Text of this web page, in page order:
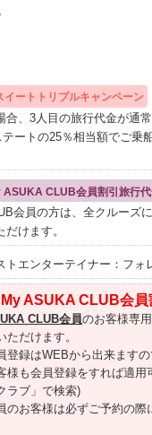
イートトリプルキャンペーン
合、3人目の旅行代金が通
テートの25％相当額でご乗
ASUKA CLUB会員割引旅行
会員の方は、全クルーズ
だけます。
トエンターテイナー：フォ
My ASUKA CLUB会
CLUB会員のお客様専
ただけます。
登録はWEBから出来ます
様も会員登録をすれば適
ラブ」で検索)
のお客様は必ずご予約の際